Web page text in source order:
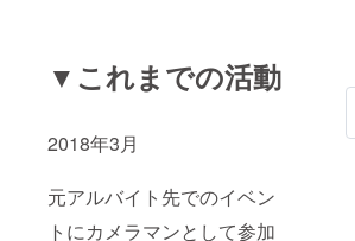
▼これまでの活動
2018年3月
元アルバイト先でのイベン
トにカメラマンとして参加